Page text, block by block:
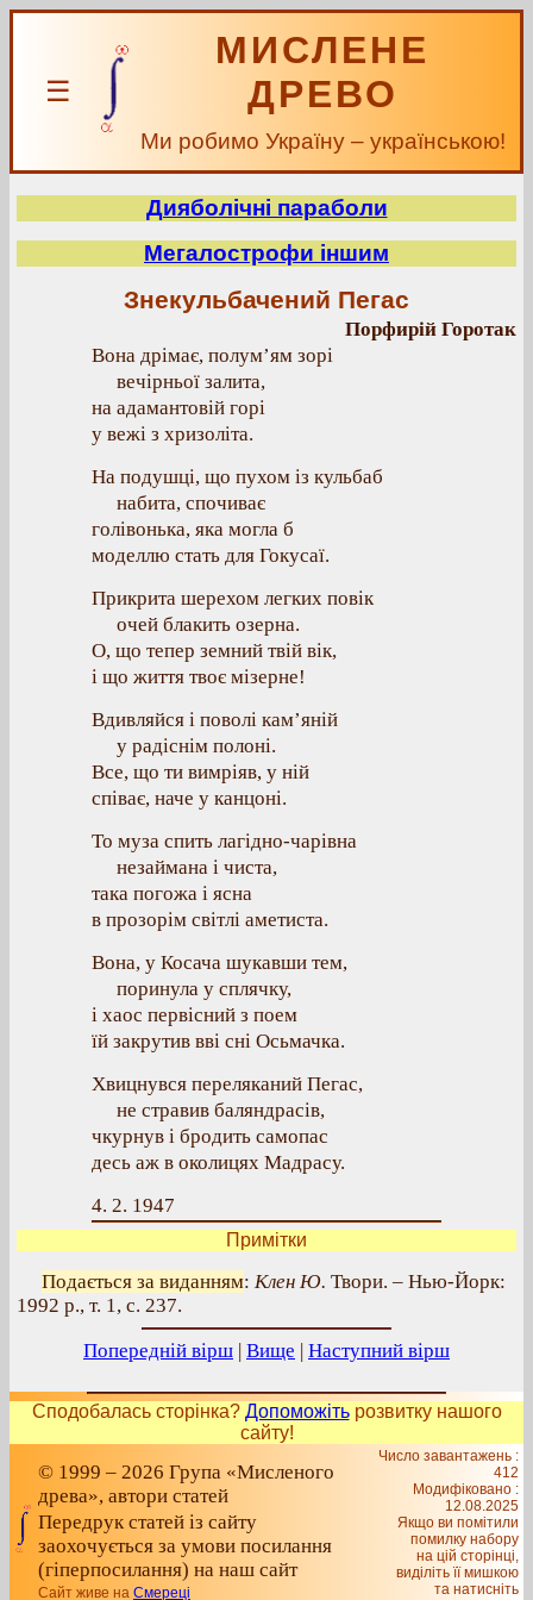
☰
МИСЛЕНЕ
ДРЕВО
Ми робимо Україну – українською!
Дияболічні параболи
Мегалострофи іншим
Знекульбачений Пегас
Порфирій Горотак
Вона дрімає, полум’ям зорі
вечірньої залита,
на адамантовій горі
у вежі з хризоліта.
На подушці, що пухом із кульбаб
набита, спочиває
голівонька, яка могла б
моделлю стать для Гокусаї.
Прикрита шерехом легких повік
очей блакить озерна.
О, що тепер земний твій вік,
і що життя твоє мізерне!
Вдивляйся і поволі кам’яній
у радіснім полоні.
Все, що ти вимріяв, у ній
співає, наче у канцоні.
То муза спить лагідно-чарівна
незаймана і чиста,
така погожа і ясна
в прозорім світлі аметиста.
Вона, у Косача шукавши тем,
поринула у сплячку,
і хаос первісний з поем
їй закрутив вві сні Осьмачка.
Хвицнувся переляканий Пегас,
не стравив баляндрасів,
чкурнув і бродить самопас
десь аж в околицях Мадрасу.
4. 2. 1947
Примітки
Подається за виданням: Клен Ю. Твори. – Нью-Йорк:
1992 р., т. 1, с. 237.
Попередній вірш | Вище | Наступний вірш
Сподобалась сторінка? Допоможітьрозвитку нашого
сайту!
© 1999 – 2026 Група «Мисленого
древа», автори статей
Передрук статей із сайту
заохочується за умови посилання
(гіперпосилання) на наш сайт
Сайт живе на Смереці
Число завантажень :
412
Модифіковано :
12.08.2025
Якщо ви помітили
помилку набору
на цiй сторiнцi,
видiлiть її мишкою
та натисніть